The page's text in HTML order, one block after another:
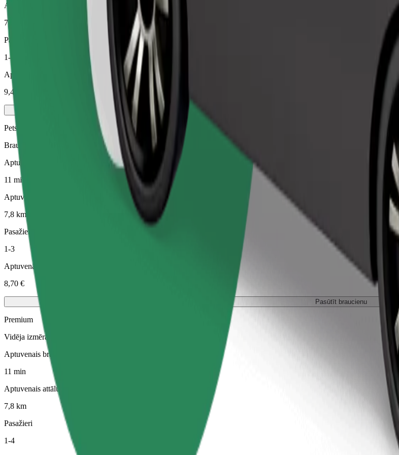
Aptuvenais attālums
7,8 km
Pasažieri
1-4
Aptuvenā cena
9,40 €
Pets
Braucieni Tev un Tavam mājdzīvniekam. Suņiem jāvalkā purngals, maziem dzīvniekiem nepieciešams pārvadāšanas
Aptuvenais brauciena ilgums
11 min
Aptuvenais attālums
7,8 km
Pasažieri
1-3
Aptuvenā cena
8,70 €
Pasūtīt braucienu
Premium
Vidēja izmēra premium auto ar augstas klases aprīkojumu
Aptuvenais brauciena ilgums
11 min
Aptuvenais attālums
7,8 km
Pasažieri
1-4